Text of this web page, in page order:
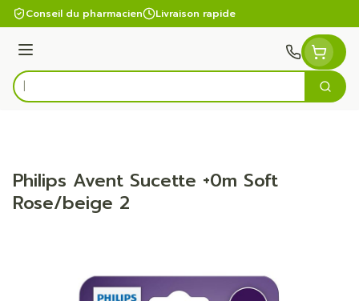
Aller au contenu
Conseil du pharmacien Livraison rapide
Menu
Rechercher
Philips Avent Sucette +0m Soft
Rose/beige 2